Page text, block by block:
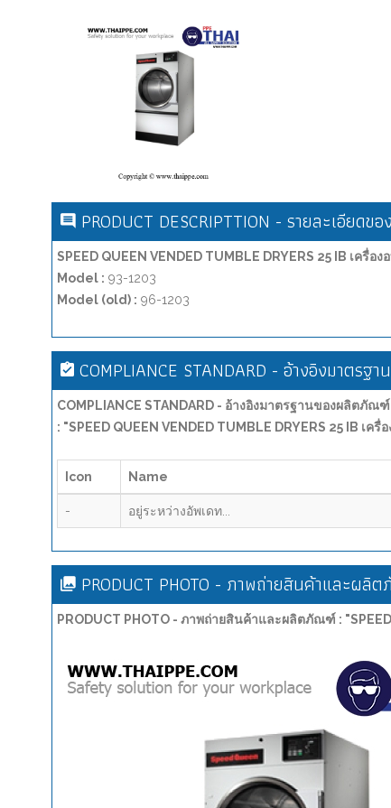
PRODUCT DESCRIPTTION - รายละเอีย
SPEED QUEEN VENDED TUMBLE DRYERS 25 IB เครื่อง
Model : 93-1203
Model (old) : 96-1203
COMPLIANCE STANDARD - อ้างอิงมาตร
COMPLIANCE STANDARD - อ้างอิงมาตรฐานของผลิตภัณฑ์
: "SPEED QUEEN VENDED TUMBLE DRYERS 25 IB เครื่
Icon Name
- อยู่ระหว่างอัพเดท...
PRODUCT PHOTO - ภาพถ่ายสินค้าและผลิ
PRODUCT PHOTO - ภาพถ่ายสินค้าและผลิตภัณฑ์ :